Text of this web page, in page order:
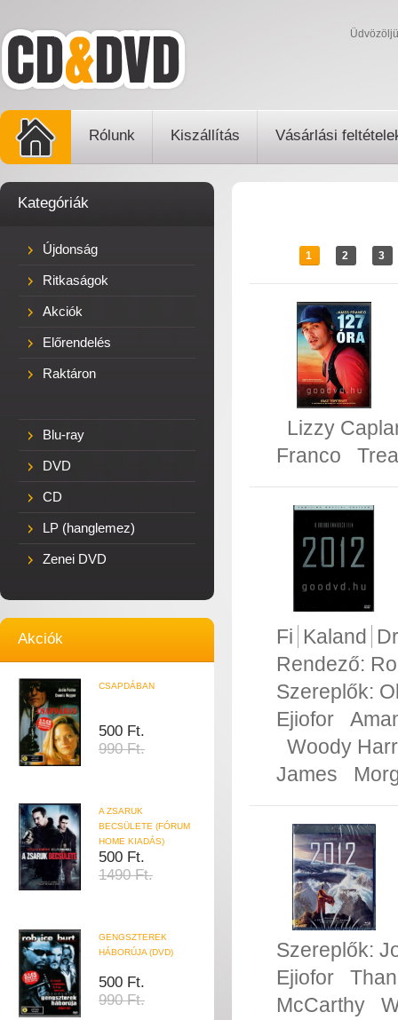
Rólunk Kiszállítás Vásárlási
Kategóriák
Újdonság
Ritkaságok
Akciók
Előrendelés
Raktáron
Blu-ray
DVD
CD
LP (hanglemez)
Zenei DVD
Akciók
CSAPDÁBAN
500 Ft.
990 Ft.
A ZSARUK
BECSÜLETE (FÓRUM
HOME KIADÁS)
500 Ft.
1490 Ft.
GENGSZTEREK
HÁBORÚJA (DVD)
500 Ft.
990 Ft.
1 2 3
Lizzy
Franco
Fi Kaland
Rendező:
Szereplők:
Ejiofor
Woody
James
Szereplők:
Ejiofor
McCarthy